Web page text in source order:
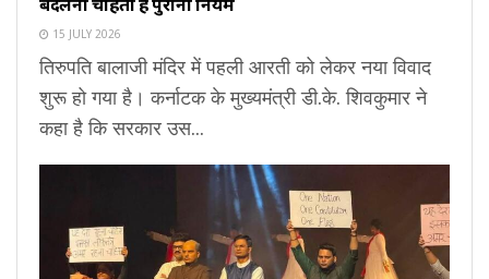
15 JULY 2026
तिरुपति बालाजी मंदिर में पहली आरती को लेकर नया विवाद
शुरू हो गया है। कर्नाटक के मुख्यमंत्री डी.के. शिवकुमार ने
कहा है कि सरकार उस...